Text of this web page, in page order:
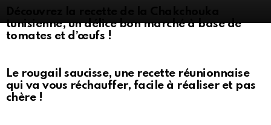
tunisienne, un délice bon marché à base de
tomates et d’œufs !
Le rougail saucisse, une recette réunionnaise
qui va vous réchauffer, facile à réaliser et pas
chère !